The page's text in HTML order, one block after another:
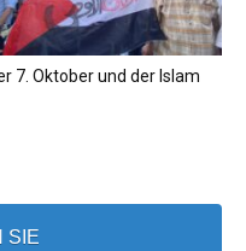
7. Oktober und der Islam
SIE